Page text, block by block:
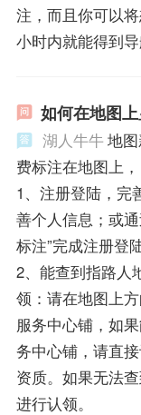
注，而且你可以
小时内就能得到
如何在地图
湖人牛牛地
费标注在地图上
1、注册登陆，完
善个人信息；或
标注”完成注册登陆
2、能查到指路人
领：请在地图上
服务中心铺，如
务中心铺，请直
资质。如果无法
进行认领。